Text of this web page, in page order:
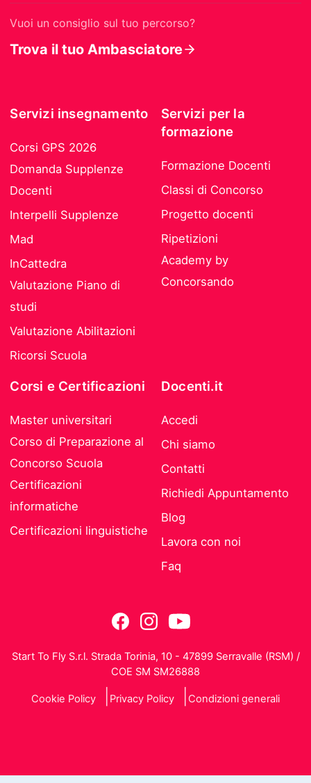
Vuoi un consiglio sul tuo percorso?
Trova il tuo Ambasciatore
Servizi insegnamento
Corsi GPS 2026
Domanda Supplenze
Docenti
Interpelli Supplenze
Mad
InCattedra
Valutazione Piano di
studi
Valutazione Abilitazioni
Ricorsi Scuola
Servizi per la
formazione
Formazione Docenti
Classi di Concorso
Progetto docenti
Ripetizioni
Academy by
Concorsando
Corsi e Certificazioni
Master universitari
Corso di Preparazione al
Concorso Scuola
Certificazioni
informatiche
Certificazioni linguistiche
Docenti.it
Accedi
Chi siamo
Contatti
Richiedi Appuntamento
Blog
Lavora con noi
Faq
Start To Fly S.r.l. Strada Torinia, 10 - 47899 Serravalle (RSM) /
COE SM SM26888
Cookie Policy Privacy Policy Condizioni generali